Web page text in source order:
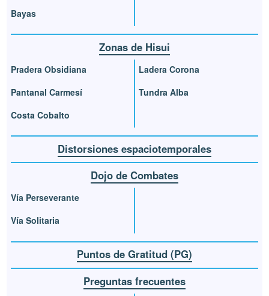
Bayas
Zonas de Hisui
Pradera Obsidiana
Pantanal Carmesí
Costa Cobalto
Ladera Corona
Tundra Alba
Distorsiones espaciotemporales
Dojo de Combates
Vía Perseverante
Vía Solitaria
Puntos de Gratitud (PG)
Preguntas frecuentes